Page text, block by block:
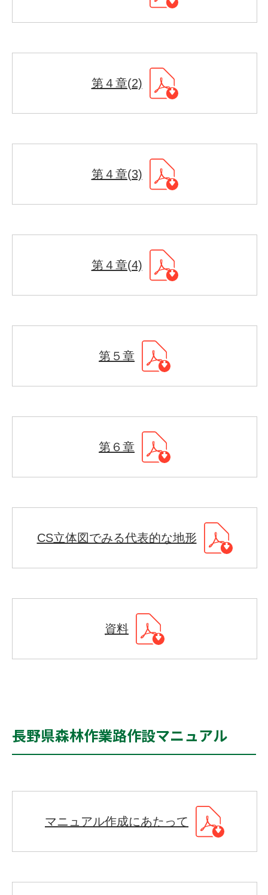
第４章(2)
第４章(3)
第４章(4)
第５章
第６章
CS立体図でみる代表的な地形
資料
長野県森林作業路作設マニュアル
マニュアル作成にあたって